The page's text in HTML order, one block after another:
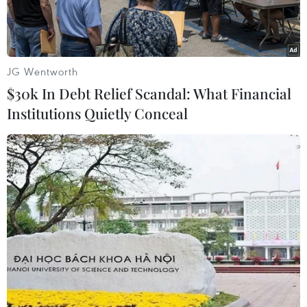
Cảnh sát Đức. (Ảnh: Anh Ngọc/TTXVN)
Cảnh sát Đức đang trong tình trạng báo động
cao trước lễ hội hóa trang truyền thống diễn ra
tuần này sau khi một trang mạng xã hội có liên
JG Wentworth
$30k In Debt Relief Scandal: What Financial
Institutions Quietly Conceal